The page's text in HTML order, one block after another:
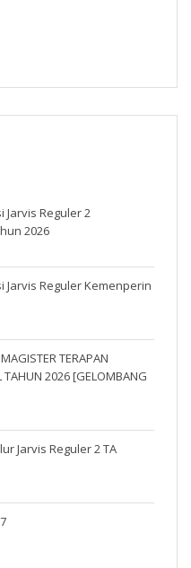
Jarvis Reguler 2
2026
Jarvis Reguler Kemenperin
TERAPAN
TAHUN 2026 [GELOMBANG
Jarvis Reguler 2 TA